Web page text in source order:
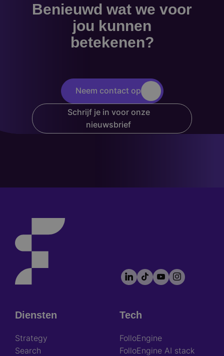
Benieuwd wat we voor
jou kunnen
betekenen?
Neem contact op
Schrijf je in voor onze
nieuwsbrief
Footer
socials
LinkedIn
TikTokYouTubeInstagram
Footer
Diensten
Strategy
Search
Tech
FolloEngine
FolloEngine AI stack